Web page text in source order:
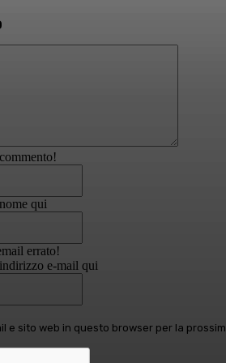
qui
errato!
e-mail qui
e sito web in questo browser per la